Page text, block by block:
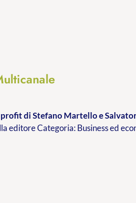
profitdi Stefano Martello e
editore Categoria: Business ed